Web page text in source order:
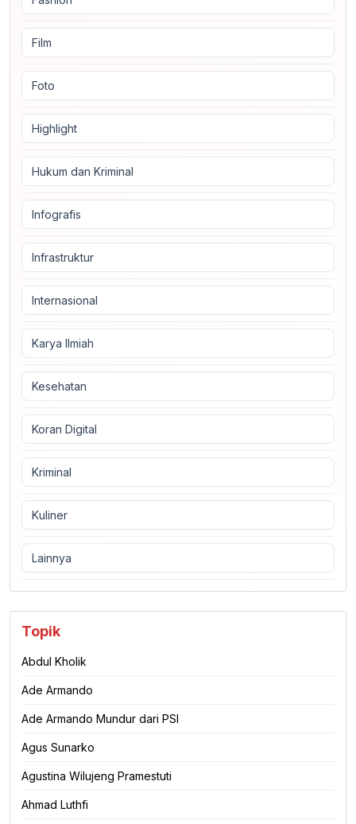
Film
Foto
Highlight
Hukum dan Kriminal
Infografis
Infrastruktur
Internasional
Karya Ilmiah
Kesehatan
Koran Digital
Kriminal
Kuliner
Lainnya
Topik
Abdul Kholik
Ade Armando
Ade Armando Mundur dari PSI
Agus Sunarko
Agustina Wilujeng Pramestuti
Ahmad Luthfi